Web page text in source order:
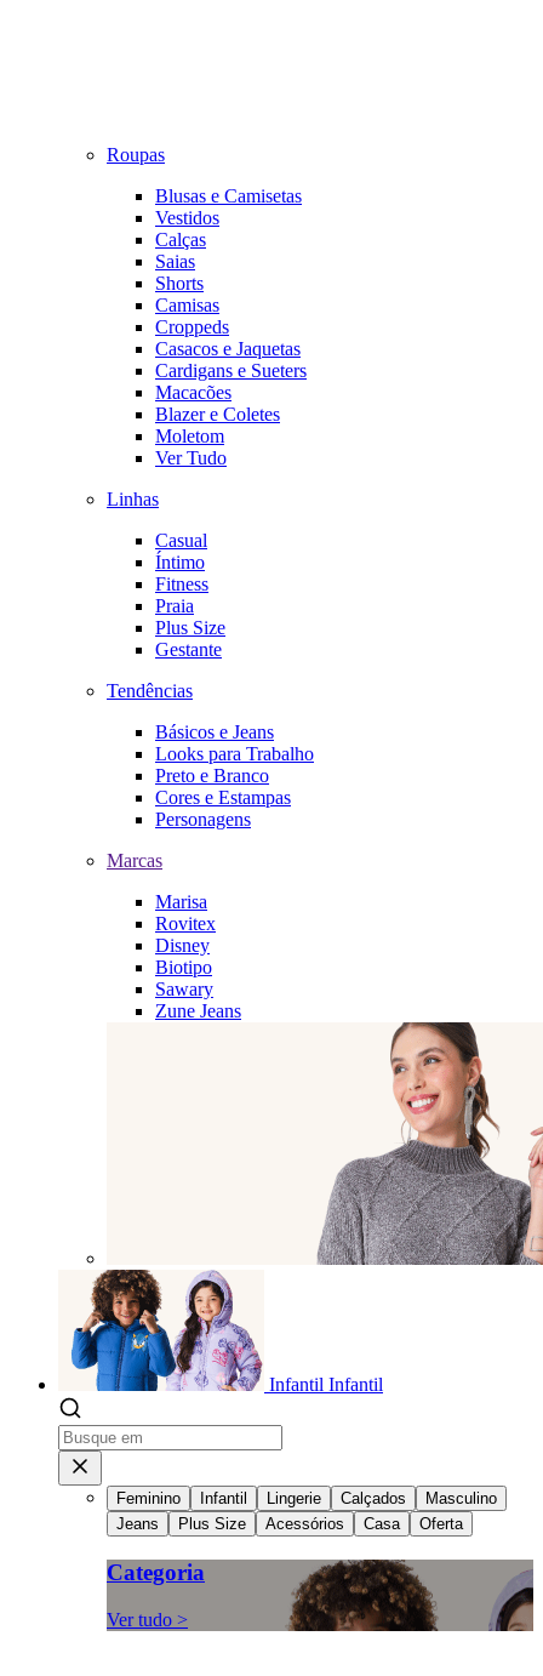
Roupas
Blusas e Camisetas
Vestidos
Calças
Saias
Shorts
Camisas
Croppeds
Casacos e Jaquetas
Cardigans e Sueters
Macacões
Blazer e Coletes
Moletom
Ver Tudo
Linhas
Casual
Íntimo
Fitness
Praia
Plus Size
Gestante
Tendências
Básicos e Jeans
Looks para Trabalho
Preto e Branco
Cores e Estampas
Personagens
Marcas
Marisa
Rovitex
Disney
Biotipo
Sawary
Zune Jeans
Infantil Infantil
Feminino Infantil Lingerie Calçados
Masculino
Jeans
Plus Size Acessórios Casa Oferta
Categoria
Ver tudo >